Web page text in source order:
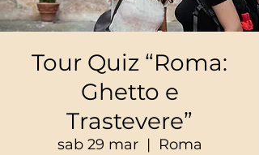
Tour Quiz “Roma:
Ghetto e
Trastevere”
sab 29 mar
  |
Roma